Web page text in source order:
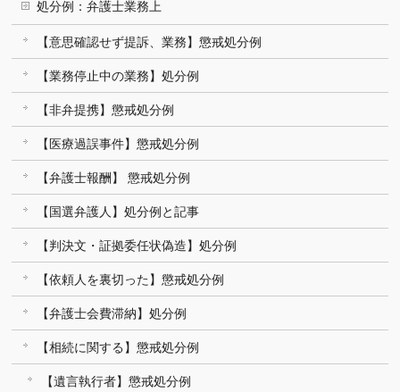
処分例：弁護士業務上
【意思確認せず提訴、業務】懲戒処分例
【業務停止中の業務】処分例
【非弁提携】懲戒処分例
【医療過誤事件】懲戒処分例
【弁護士報酬】 懲戒処分例
【国選弁護人】処分例と記事
【判決文・証拠委任状偽造】処分例
【依頼人を裏切った】懲戒処分例
【弁護士会費滞納】処分例
【相続に関する】懲戒処分例
【遺言執行者】懲戒処分例